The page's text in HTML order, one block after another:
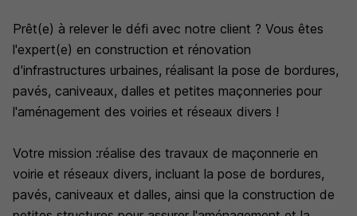
Prêt(e) à relever le défi avec notre client ? Vous êtes
l'expert(e) en construction et rénovation
d'infrastructures urbaines, réalisant la pose de bordures,
pavés, caniveaux, dalles et petites maçonneries pour
l'aménagement des voiries et réseaux divers !
Votre mission :réalise des travaux de maçonnerie en
voirie et réseaux divers, incluant la pose de bordures,
pavés, caniveaux et dalles, ainsi que la construction de